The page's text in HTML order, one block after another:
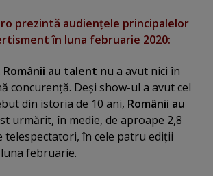
prezintă audienţele principalelor
în luna februarie 2020:
Românii au talent nu a avut nici în
concurenţă. Deşi show-ul a avut cel
din istoria de 10 ani, Românii au
urmărit, în medie, de aproape 2,8
telespectatori, în cele patru ediţii
februarie.